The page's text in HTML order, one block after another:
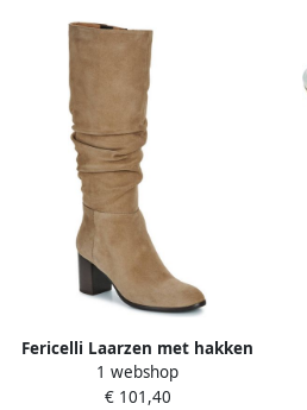
Fericelli Laarzen met hakken
FANTASY
1 webshop
€ 101,40